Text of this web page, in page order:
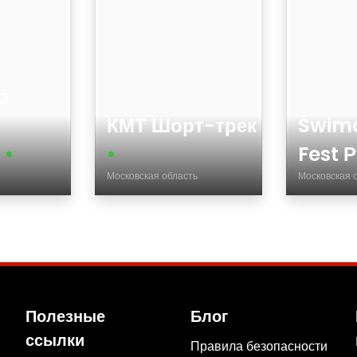
•
КМТ Шорт-трек
•
Московская область
Fest
Московская
Полезные
ссылки
Блог
Правила безопасности